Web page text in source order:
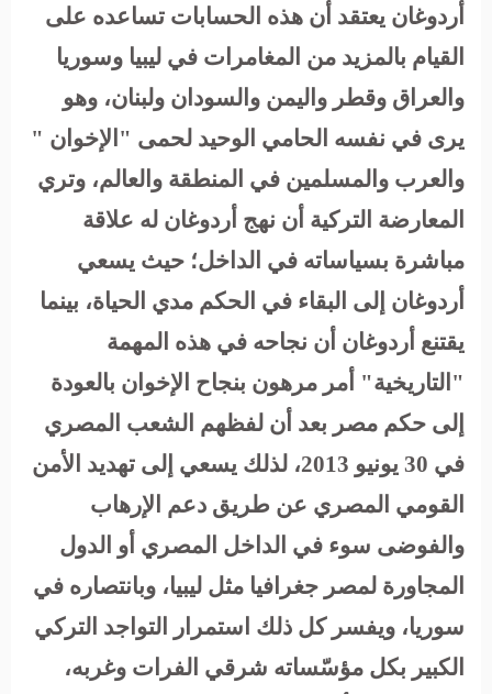
أردوغان يعتقد أن هذه الحسابات تساعده على
القيام بالمزيد من المغامرات في ليبيا وسوريا
والعراق وقطر واليمن والسودان ولبنان، وهو
يرى في نفسه الحامي الوحيد لحمى "الإخوان "
والعرب والمسلمين في المنطقة والعالم، وتري
المعارضة التركية أن نهج أردوغان له علاقة
مباشرة بسياساته في الداخل؛ حيث يسعي
أردوغان إلى البقاء في الحكم مدي الحياة، بينما
يقتنع أردوغان أن نجاحه في هذه المهمة
"التاريخية" أمر مرهون بنجاح الإخوان بالعودة
إلى حكم مصر بعد أن لفظهم الشعب المصري
في 30 يونيو 2013، لذلك يسعي إلى تهديد الأمن
القومي المصري عن طريق دعم الإرهاب
والفوضى سوء في الداخل المصري أو الدول
المجاورة لمصر جغرافيا مثل ليبيا، وبانتصاره في
سوريا، ويفسر كل ذلك استمرار التواجد التركي
الكبير بكل مؤسّساته شرقي الفرات وغربه،